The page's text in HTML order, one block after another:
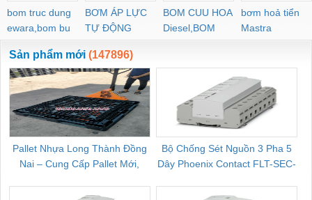
bom truc dung
ewara,bom bu
ewara
BƠM ÁP LỰC
TỰ ĐỘNG
BOM CUU HOA
Diesel,BOM
CHUA CHAY
bơm hoả tiển
Mastra
Sản phẩm mới (147896)
Pallet Nhựa Long Thành Đồng
Nai – Cung Cấp Pallet Mới,
Bộ Chống Sét Nguồn 3 Pha 5
Dây Phoenix Contact FLT-SEC-